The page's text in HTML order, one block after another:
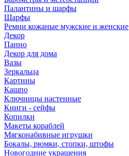
Палантины и шарфы
Шарфы
Ремни кожаные мужские и женские
Декор
Панно
Декор для дома
Вазы
Зеркальца
Картины
Кашпо
Ключницы настенные
Книги - сейфы
Копилки
Макеты кораблей
Мягконабивные игрушки
Бокалы, рюмки, стопки, штофы
Новогодние украшения